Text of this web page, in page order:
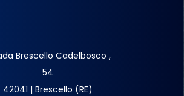
Brescello Cadelbosco ,
54
42041 | Brescello (RE)